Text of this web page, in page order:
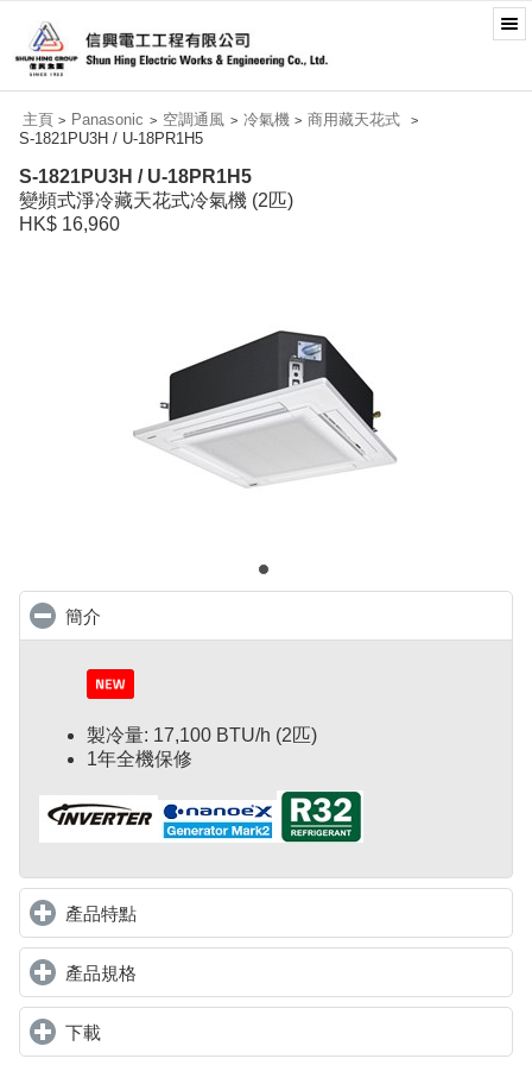
主頁 > Panasonic > 空調通風 > 冷氣機 > 商用藏天花式 >
S-1821PU3H / U-18PR1H5
S-1821PU3H / U-18PR1H5
變頻式淨冷藏天花式冷氣機 (2匹)
HK$ 16,960
簡介
製冷量: 17,100 BTU/h (2匹)
1年全機保修
產品特點click to expand contents
產品規格
下載click to expand contents